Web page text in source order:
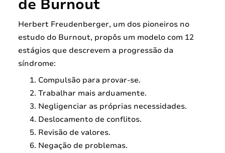
de Burnout
Herbert Freudenberger, um dos pioneiros no
estudo do Burnout, propôs um modelo com 12
estágios que descrevem a progressão da
síndrome:
Compulsão para provar-se.
Trabalhar mais arduamente.
Negligenciar as próprias necessidades.
Deslocamento de conflitos.
Revisão de valores.
Negação de problemas.